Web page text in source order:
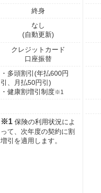
終身
なし
(自動更新)
クレジットカード
口座振替
・多頭割引(年払600円
引、月払50円引)
・健康割増引制度※1
※1 保険の利用状況によ
って、次年度の契約に割
増引を適用します。